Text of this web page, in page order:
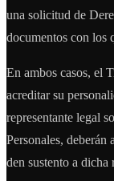
una solicitud de
documentos con los
En ambos casos, el
acreditar su
representante legal
Personales, deberán
den sustento a dicha